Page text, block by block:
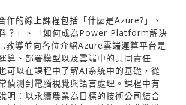
作的線上課程包括「什麼是Azure?」、
料？」、「如何成為Power Platform解決
教導並向各位介紹Azure雲端運算平台是
算、部署模型以及雲端中的共同責任
可以在課程中了解AI系統中的基礎，從
偵測到電腦視覺與語言處理。課程中有
明：以永續農業為目標的技術公司結合